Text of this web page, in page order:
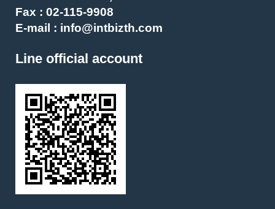
Fax : 02-115-9908
E-mail : info@intbizth.com
Line official account